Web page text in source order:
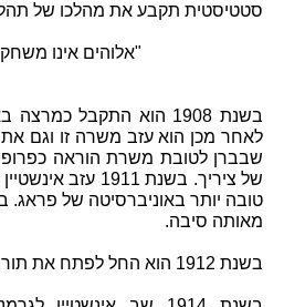
סטטיסטית תקבע את מהלכו של
"אלוהים אינו
בשנת 1908 הוא התקבל
לאחר מכן הוא עזב משרה זו וגם
שבברן לטובת משרת הוראה
של ציריך. בשנת
מאותה סיבה.
בשנת 1912 הוא החל לפתח את תורת היחסות הכללית.